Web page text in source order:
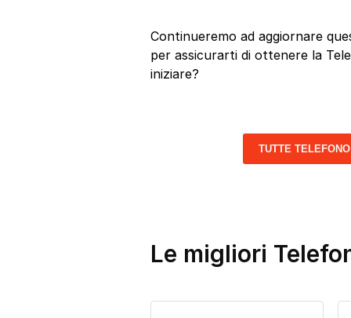
Continueremo ad aggiornare
per assicurarti di ottenere la
iniziare?
TUTTE
Le migliori